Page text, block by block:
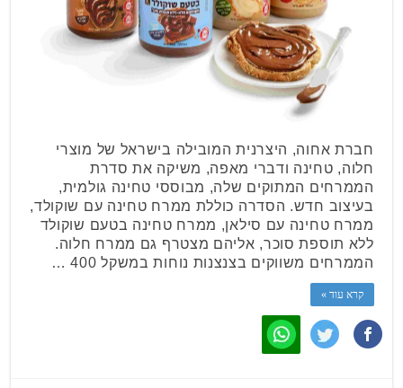
חברת אחוה, היצרנית המובילה בישראל של מוצרי
חלוה, טחינה ודברי מאפה, משיקה את סדרת
הממרחים המתוקים שלה, מבוססי טחינה גולמית,
בעיצוב חדש. הסדרה כוללת ממרח טחינה עם שוקולד,
ממרח טחינה עם סילאן, ממרח טחינה בטעם שוקולד
ללא תוספת סוכר, אליהם מצטרף גם ממרח חלוה.
הממרחים משווקים בצנצנות נוחות במשקל 400 …
קרא עוד »